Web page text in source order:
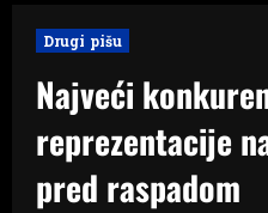
Drugi pišu
Najveći
reprezentacije
pred raspadom